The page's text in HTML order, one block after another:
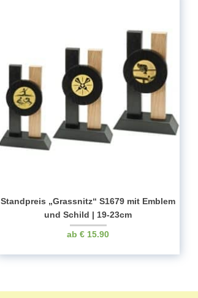
Standpreis „Grassnitz“ S1679 mit Emblem
und Schild | 19-23cm
€ 15.90